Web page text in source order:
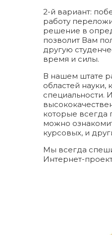
2-й вариант:
работу
решение в
позволит Вам
другую
время и силы.
В нашем штате
областей
специальности.
которые всегда
можно
курсовых, и
Мы всегда
Интернет-